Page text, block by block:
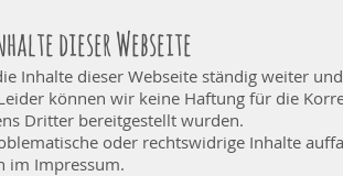
dieser Webseite
Inhalte dieser Webseite ständig weiter
können wir keine Haftung für die
Dritter bereitgestellt wurden.
oder rechtswidrige Inhalte
im Impressum.